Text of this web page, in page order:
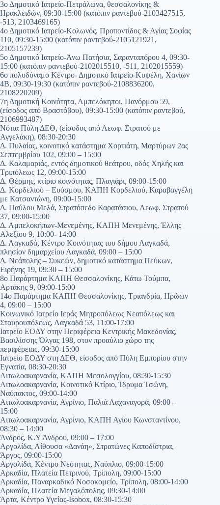
3ο Δημοτικό Ιατρείο-Πετράλωνα, θεσσαλονίκης &
Ηρακλειδών, 09:30-15:00 (κατόπιν ραντεβού-2103427515,
-513, 2103469165)
4ο Δημοτικό Ιατρείο-Κολωνός, Προποντίδος & Αγίας Σοφίας
110, 09:30-15:00 (κατόπιν ραντεβού-2105121921,
2105157239)
5ο Δημοτικό Ιατρείο-Άνω Πατήσια, Σαρανταπόρου 4, 09:30-
15:00 (κατόπιν ραντεβού-2102015510, -511, 2102015559)
6ο πολυδύναμο Κέντρο- Δημοτικό Ιατρείο-Κυψέλη, Χανίων
4Β, 09:30-19:30 (κατόπιν ραντεβού-2108836200,
2108220209)
7η Δημοτική Κοινότητα, Αμπελόκηποι, Πανόρμου 59,
(είσοδος από Βραστόβου), 09:30-15:00 (κατόπιν ραντεβού,
2106993487)
Νότια Πύλη ΔΕΘ, (είσοδος από Λεωφ. Στρατού με
Αγγελάκη), 08:30-20:30
Δ. Πυλαίας, κοινοτικό κατάστημα Χορτιάτη, Μαρτύρων 2ας
Σεπτεμβρίου 102, 09:00 – 15:00
Δ. Καλαμαριάς, εντός δημοτικού θεάτρου, οδός Χηλής και
Τριπόλεως 12, 09:00-15:00
Δ. Θέρμης, κτίριο κοινότητας, Πλαγιάρι, 09:00-15:00
Δ. Κορδελιού – Ευόσμου, ΚΑΠΗ Κορδελιού, Καραβαγγέλη
με Κατσαντώνη, 09:00-15:00
Δ. Παύλου Μελά, Στρατόπεδο Καρατάσιου, Λεωφ. Στρατού
37, 09:00-15:00
Δ. Αμπελοκήπων-Μενεμένης, ΚΑΠΗ Μενεμένης, Έλλης
Αλεξίου 9, 10:00- 14:00
Δ. Λαγκαδά, Κέντρο Κοινότητας του δήμου Λαγκαδά,
πλησίον δημαρχείου Λαγκαδά, 09:00 – 15:00
Δ. Νεάπολης – Συκεών, δημοτικό κατάστημα Πεύκων,
Ειρήνης 19, 09:30 – 15:00
8ο Παράρτημα ΚΑΠΗ Θεσσαλονίκης, Κάτω Τούμπα,
Αρτάκης 9, 09:00-15:00
14ο Παράρτημα ΚΑΠΗ Θεσσαλονίκης, Τριανδρία, Ηρώων
4, 09:00 – 15:00
Κοινωνικό Ιατρείο Ιεράς Μητροπόλεως Νεαπόλεως και
Σταυρουπόλεως, Λαγκαδά 53, 11:00-17:00
Ιατρείο ΕΟΔΥ στην Περιφέρεια Κεντρικής Μακεδονίας,
Βασιλίσσης Όλγας 198, στον προαύλιο χώρο της
περιφέρειας, 09:30-15:00
Ιατρείο ΕΟΔΥ στη ΔΕΘ, είσοδος από Πύλη Εμπορίου στην
Εγνατία, 08:30-20:30
Αιτωλοακαρνανία, ΚΑΠΗ Μεσολογγίου, 08:30-15:30
Αιτωλοακαρνανία, Κοινοτικό Κτίριο, Ίδρυμα Τσώνη,
Ναύπακτος, 09:00-14:00
Αιτωλοακαρνανία, Αγρίνιο, Παλιά Λαχαναγορά, 09:00 –
15:00
Αιτωλοακαρνανία, Αγρίνιο, ΚΑΠΗ Αγίου Κωνσταντίνου,
08:30 – 14:00
Άνδρος, Κ.Υ Άνδρου, 09:00 – 17:00
Αργολίδα, Αίθουσα «Δανάη», Στρατώνες Καποδίστρια,
Άργος, 09:00-15:00
Αργολίδα, Κέντρο Νεότητας, Ναύπλιο, 09:00-15:00
Αρκαδία, Πλατεία Πετρινού, Τρίπολη, 09:00-15:00
Αρκαδία, Παναρκαδικό Νοσοκομείο, Τρίπολη, 08:00-14:00
Αρκαδία, Πλατεία Μεγαλόπολης, 09:30-14:00
Άρτα, Κέντρο Υγείας-Isobox, 08:30-15:30